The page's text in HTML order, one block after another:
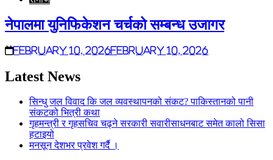
नेपालमा युनिफिकेशन चर्चको सम्बन्ध उजागर
February 10, 2026February 10, 2026
Latest News
सिन्धु जल विवाद कि जल व्यवस्थापनको संकट? पाकिस्तानको पानी
संकटको भित्री कथा
गृहमन्त्री र गृहसचिव चढ्ने सरकारी सवारीसाधनबाट समेत कालो सिसा
हटाइयो
मनसून देशभर प्रवेश गर्दै ।